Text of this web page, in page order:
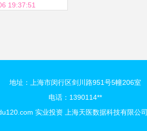
19:37:51
地址：上海市闵行区剑川路951号5幢206室
电话：1390114**
实业投资 上海天医数据科技有限公司